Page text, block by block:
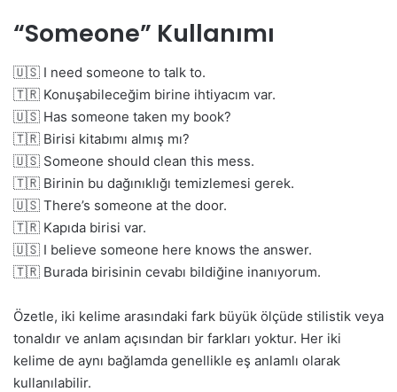
“Someone” Kullanımı
🇺🇸 I need someone to talk to.
🇹🇷 Konuşabileceğim birine ihtiyacım var.
🇺🇸 Has someone taken my book?
🇹🇷 Birisi kitabımı almış mı?
🇺🇸 Someone should clean this mess.
🇹🇷 Birinin bu dağınıklığı temizlemesi gerek.
🇺🇸 There’s someone at the door.
🇹🇷 Kapıda birisi var.
🇺🇸 I believe someone here knows the answer.
🇹🇷 Burada birisinin cevabı bildiğine inanıyorum.
Özetle, iki kelime arasındaki fark büyük ölçüde stilistik veya
tonaldır ve anlam açısından bir farkları yoktur. Her iki
kelime de aynı bağlamda genellikle eş anlamlı olarak
kullanılabilir.